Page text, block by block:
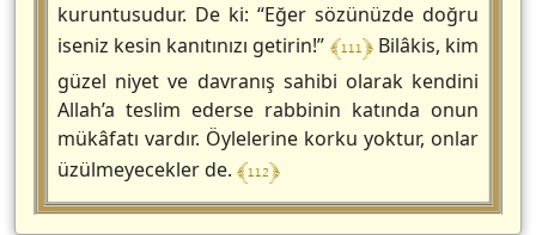
kuruntusudur. De ki: “Eğer sözünüzde doğru
iseniz kesin kanıtınızı getirin!” ﴾ 111 ﴿Bilâkis, kim
güzel niyet ve davranış sahibi olarak kendini
Allah’a teslim ederse rabbinin katında onun
mükâfatı vardır. Öylelerine korku yoktur, onlar
üzülmeyecekler de. ﴾ 112 ﴿